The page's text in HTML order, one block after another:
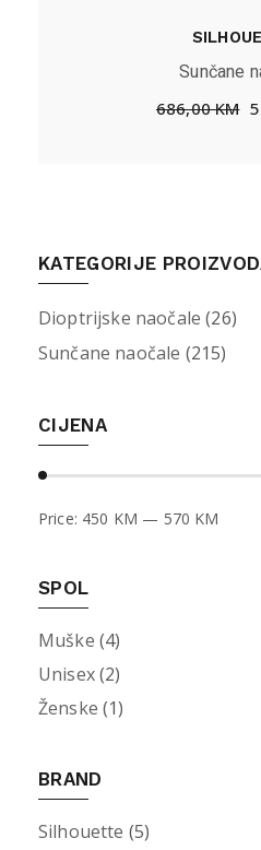
Sunčane
686,00KM
KATEGORIJE
Dioptrijske naočale (26)
Sunčane naočale (215)
CIJENA
Price: 450 KM — 570 KM
SPOL
Muške (4)
Unisex(2)
Ženske (1)
BRAND
Silhouette (5)